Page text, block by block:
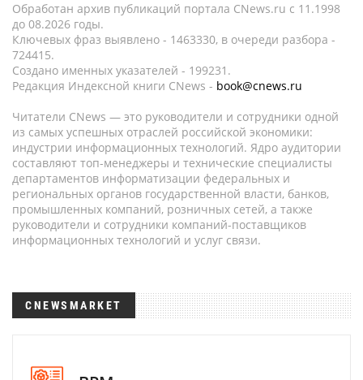
Обработан архив публикаций портала CNews.ru c 11.1998
до 08.2026 годы.
Ключевых фраз выявлено - 1463330, в очереди разбора -
724415.
Создано именных указателей - 199231.
Редакция Индексной книги CNews - book@cnews.ru
Читатели CNews — это руководители и сотрудники одной
из самых успешных отраслей российской экономики:
индустрии информационных технологий. Ядро аудитории
составляют топ-менеджеры и технические специалисты
департаментов информатизации федеральных и
региональных органов государственной власти, банков,
промышленных компаний, розничных сетей, а также
руководители и сотрудники компаний-поставщиков
информационных технологий и услуг связи.
CNEWSMARKET